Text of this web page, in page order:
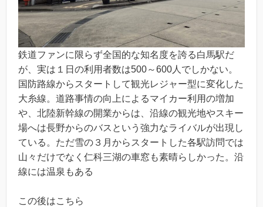
鉄道ファンに限らず全国的な知名度を誇る白馬駅だ
が、実は１日の利用者数は500～600人でしかない。
国防路線からスタートして観光レジャー型に変化した
大糸線。道路事情の向上によるマイカー利用の増加
や、北陸新幹線の開業からは、沿線の観光地やスキー
場へは長野からのバスという強力なライバルが出現し
ている。ただ雪の３月からスタートした各駅訪問では
山々だけでなく仁科三湖の車窓も素晴らしかった。沿
線には温泉もある
この後はこちら